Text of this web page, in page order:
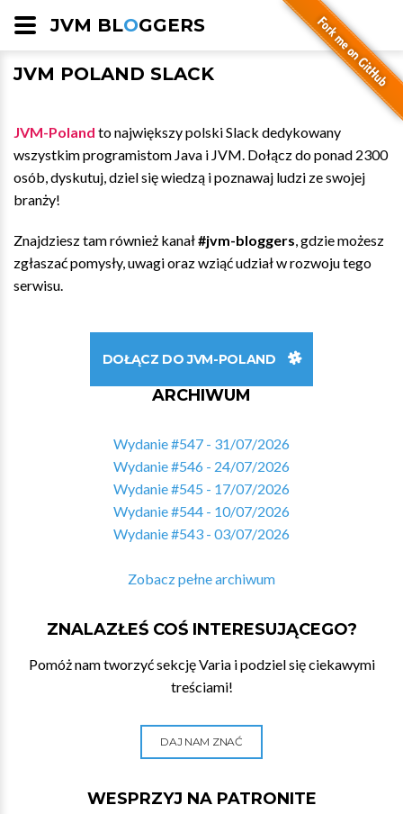
JVM BLOGGERS
JVM POLAND SLACK
JVM-Poland to największy polski Slack dedykowany
wszystkim programistom Java i JVM. Dołącz do ponad 2300
osób, dyskutuj, dziel się wiedzą i poznawaj ludzi ze swojej
branży!
Znajdziesz tam również kanał#jvm-bloggers, gdzie możesz
zgłaszać pomysły, uwagi oraz wziąć udział w rozwoju tego
serwisu.
DOŁĄCZ DO JVM-POLAND
ARCHIWUM
Wydanie #547 - 31/07/2026
Wydanie #546 - 24/07/2026
Wydanie #545 - 17/07/2026
Wydanie #544 - 10/07/2026
Wydanie #543 - 03/07/2026
Zobacz pełne archiwum
ZNALAZŁEŚ COŚ INTERESUJĄCEGO?
Pomóż nam tworzyć sekcję Varia i podziel się ciekawymi
treściami!
DAJ NAM ZNAĆ
WESPRZYJ NA PATRONITE